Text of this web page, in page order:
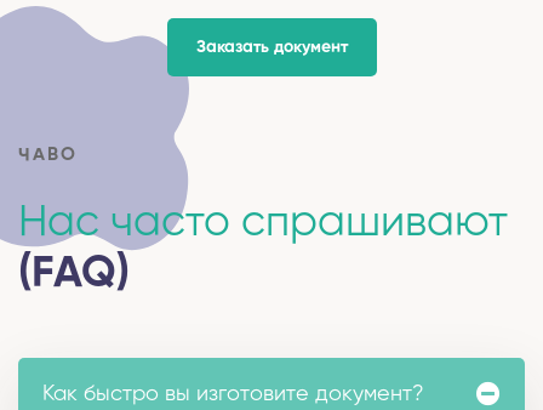
Заказать документ
ЧАВО
Нас часто спрашивают
(FAQ)
Как быстро вы изготовите документ?